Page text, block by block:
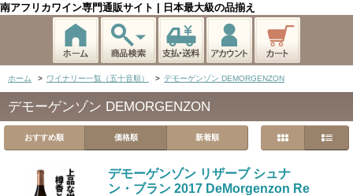
南アフリカワイン専門通販サイト | 日本最大級の品揃え
ホーム > ワイナリー一覧（五十音順） > デモーゲンゾン DEMORGENZON
デモーゲンゾン DEMORGENZON
おすすめ順 価格順 新着順
デモーゲンゾン リザーブ シュナ
ン・ブラン 2017 DeMorgenzon Re